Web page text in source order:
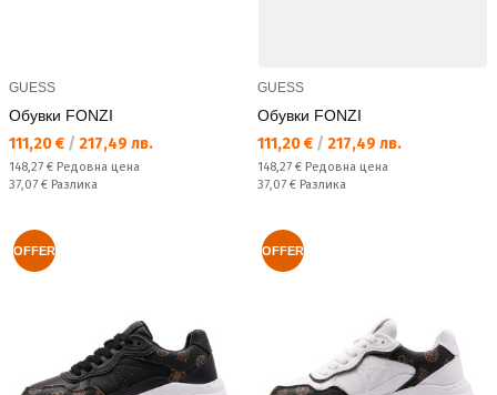
GUESS
Обувки FONZI
Текуща цена:
111,20 € / 217,49 лв.
Редовна цена:
148,27 € Редовна цена
Спестявате:
37,07 € Разлика
GUESS
Обувки FONZI
Текуща цена:
111,20 € / 217,49 лв.
Редовна цена:
148,27 € Редовна цена
Спестявате:
37,07 € Разлика
OFFER OFFER